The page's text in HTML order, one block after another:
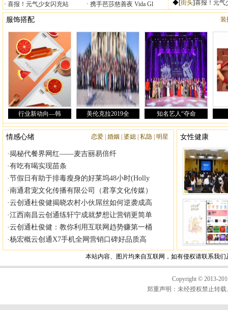
喜报！元气少女闪充站
携手芭莎慈善夜 Vida Gl
Copyright © 2013-